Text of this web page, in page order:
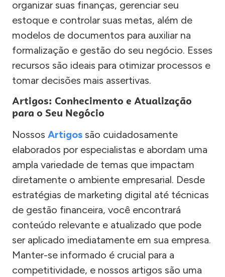
organizar suas finanças, gerenciar seu
estoque e controlar suas metas, além de
modelos de documentos para auxiliar na
formalização e gestão do seu negócio. Esses
recursos são ideais para otimizar processos e
tomar decisões mais assertivas.
Artigos: Conhecimento e Atualização
para o Seu Negócio
Nossos Artigos são cuidadosamente
elaborados por especialistas e abordam uma
ampla variedade de temas que impactam
diretamente o ambiente empresarial. Desde
estratégias de marketing digital até técnicas
de gestão financeira, você encontrará
conteúdo relevante e atualizado que pode
ser aplicado imediatamente em sua empresa.
Manter-se informado é crucial para a
competitividade, e nossos artigos são uma